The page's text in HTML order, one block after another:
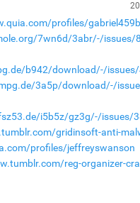
profiles/
7wn6d/3abr/-/issues/8
b942/download/-/
3a5p/download/-/
i5b5z/gz3g/-/issues/
gridinsoft-anti-
profiles/jeffreyswanson
reg-organizer-